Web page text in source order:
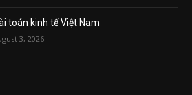
toán kinh tế Việt Nam
3, 2026